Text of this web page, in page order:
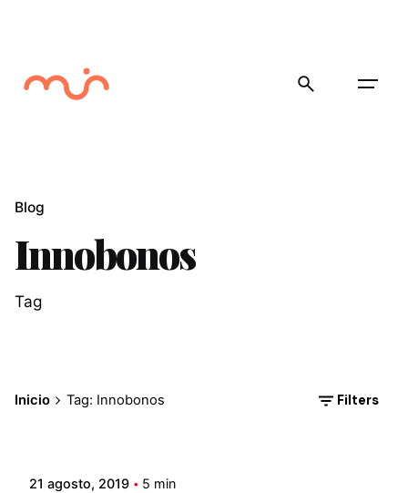
Blog
Innobonos
Tag
Inicio Tag: Innobonos Filters
21 agosto, 2019 5 min